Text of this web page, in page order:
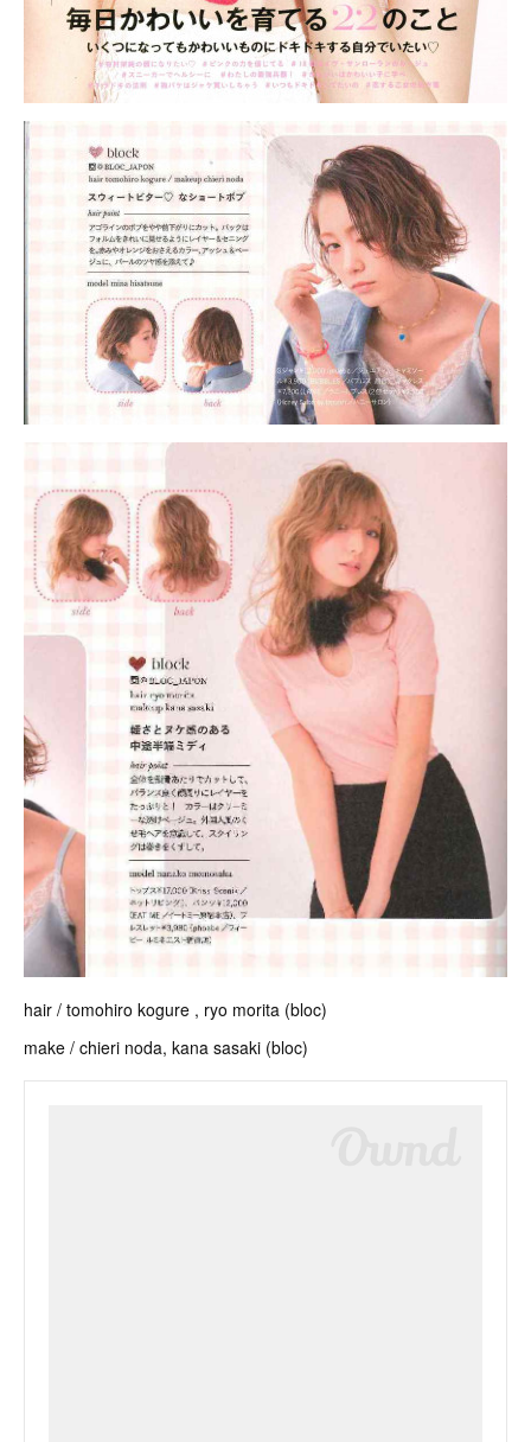
hair / tomohiro kogure , ryo morita (bloc)
make / chieri noda, kana sasaki (bloc)